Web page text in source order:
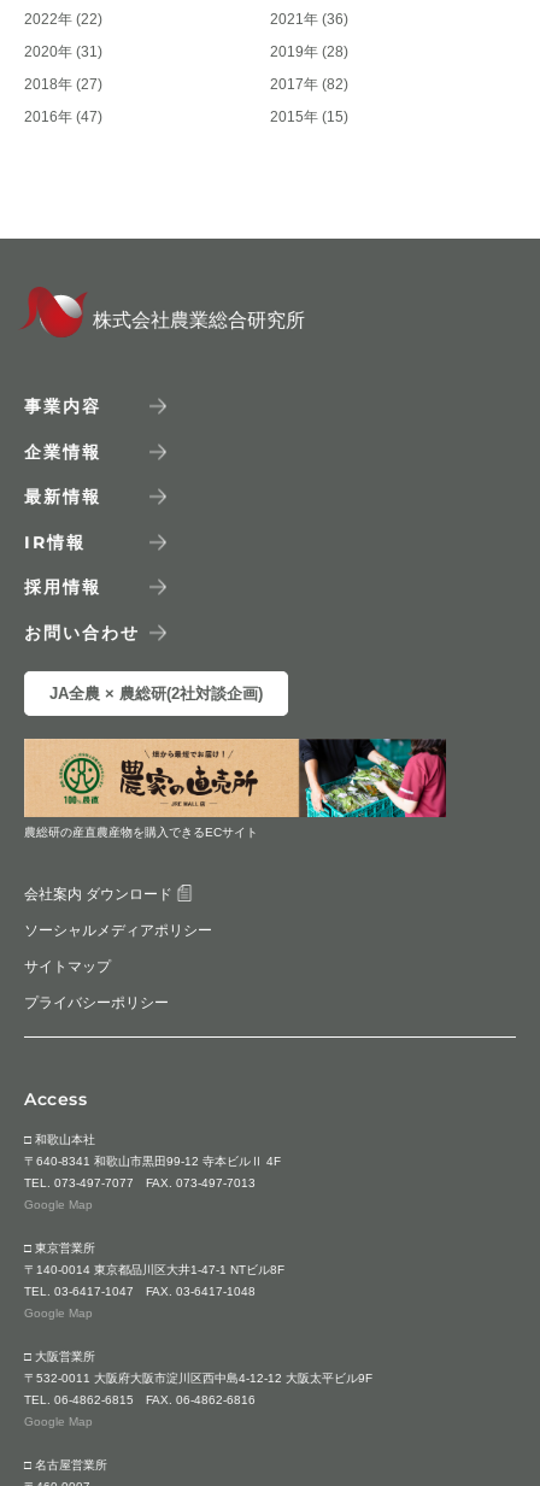
2022年 (22) 2021年 (36)
2020年 (31) 2019年 (28)
2018年 (27) 2017年 (82)
2016年 (47) 2015年 (15)
株式会社農業総合研究所
事業内容
企業情報
最新情報
IR情報
採用情報
お問い合わせ
JA全農 × 農総研(2社対談企画)
農総研の産直農産物を購入できるECサイト
会社案内 ダウンロード
ソーシャルメディアポリシー
サイトマップ
プライバシーポリシー
Access
□ 和歌山本社
〒640-8341 和歌山市黒田99-12 寺本ビルⅡ 4F
TEL. 073-497-7077 FAX. 073-497-7013
Google Map
□ 東京営業所
〒140-0014 東京都品川区大井1-47-1 NTビル8F
TEL. 03-6417-1047 FAX. 03-6417-1048
Google Map
□ 大阪営業所
〒532-0011 大阪府大阪市淀川区西中島4-12-12 大阪太平ビル9F
TEL. 06-4862-6815 FAX. 06-4862-6816
Google Map
□ 名古屋営業所